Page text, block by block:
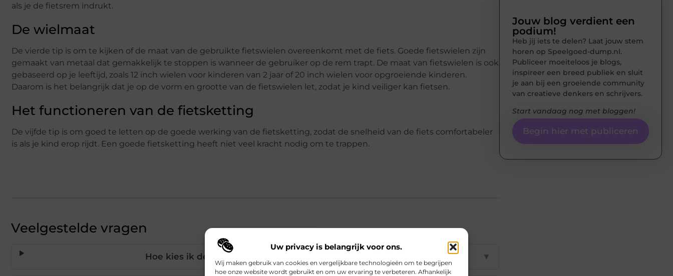
Uw privacy is belangrijk voor ons.
Wij maken gebruik van cookies en vergelijkbare technologieën om te begrijpen
hoe onze website wordt gebruikt en om uw ervaring te verbeteren. Afhankelijk
als je de fietsrem indrukt.
De wielmaat
De vierde tip is om te kijken of de maat van de gebruikte fietswielen overeenkomt met de fiets. Goede fietswielen zijn
gemaakt van metaal dat gemakkelijk te stoppen is wanneer de gebruiker op de rem trapt. De maat van fietswielen is ook
gebaseerd op je leeftijd, zoals 12 inch wielen voor kinderen van 2 jaar of 20 inch wielen voor opgroeiende kinderen.
Daarom is het belangrijk dat je op de vorm en grootte van de fietswielen let, zodat je kind veiliger kan fietsen.
Het functioneren van de fietsketting
De vijfde tip is om goed te letten op de goede werking van de fietsketting, zodat de snelheid van de fiets comfortabeler
is als je kind erop rijdt. Een goede fietsketting heeft niet veel kracht nodig om te trappen.
Veelgestelde vragen
Hoe kies ik de juiste fietsgrootte voor mijn kind? ▼
Jouw blog verdient een
podium!
Heb jij iets te delen? Laat jouw stem
horen op Speelgoed-dump.nl.
Publiceer moeiteloos je blogs,
inspireer een breed publiek en sluit
je aan bij een groeiende community
van creatieve denkers en schrijvers.
Start vandaag nog met bloggen!
Begin hier met publiceren